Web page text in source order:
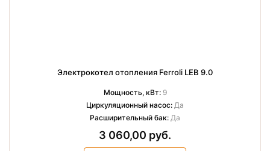
Электрокотел отопления Ferroli LEB 9.0
Мощность, кВт:9
Циркуляционный насос: Да
Расширительный бак: Да
3 060,00 руб.